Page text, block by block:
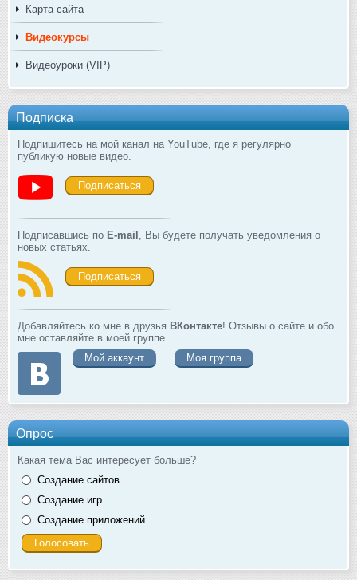
Карта сайта
Видеокурсы
Видеоуроки (VIP)
Подписка
Подпишитесь на мой канал на YouTube, где я регулярно
публикую новые видео.
Подписаться
Подписавшись по E-mail , Вы будете получать уведомления о
новых статьях.
Подписаться
Добавляйтесь ко мне в друзья ВКонтакте! Отзывы о сайте и обо
мне оставляйте в моей группе.
Мой аккаунт
Моя группа
Опрос
Какая тема Вас интересует больше?
Создание сайтов
Создание игр
Создание приложений